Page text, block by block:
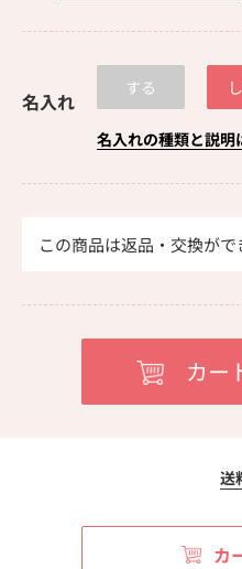
名入れ
する
名入れの種類と説明
この商品は返品・交換がで
送
カ